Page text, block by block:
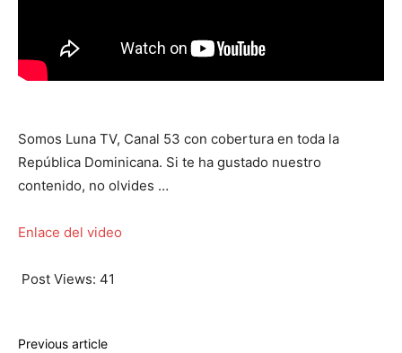
Somos Luna TV, Canal 53 con cobertura en toda la
República Dominicana. Si te ha gustado nuestro
contenido, no olvides …
Enlace del video
Post Views: 41
Previous article